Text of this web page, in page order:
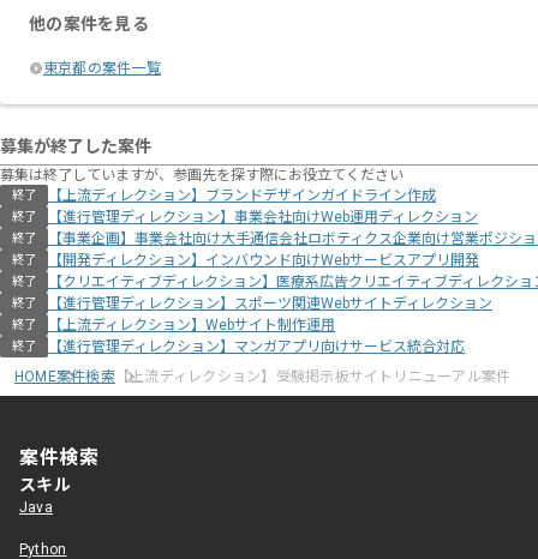
他の案件を見る
東京都の案件一覧
募集が終了した案件
募集は終了していますが、参画先を探す際にお役立てください
終了 【上流ディレクション】ブランドデザインガイドライン作成
終了 【進行管理ディレクション】事業会社向けWeb運用ディレクション
終了 【事業企画】事業会社向け大手通信会社ロボティクス企業向け営業ポジシ
終了 【開発ディレクション】インバウンド向けWebサービスアプリ開発
終了 【クリエイティブディレクション】医療系広告クリエイティブディレクショ
終了 【進行管理ディレクション】スポーツ関連Webサイトディレクション
終了 【上流ディレクション】Webサイト制作運用
終了
【進行管理ディレクション】マンガアプリ向けサービス統合対応
HOME案件検索【上流ディレクション】受験掲示板サイトリニューアル案件
案件検索
スキル
Java
Python